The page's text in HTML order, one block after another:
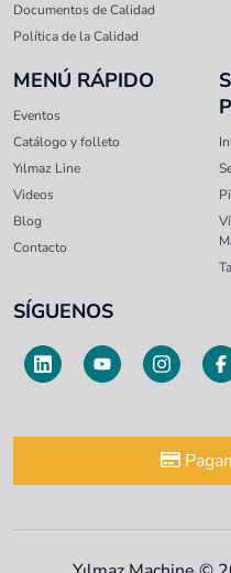
Documentos de Calidad
Política de la Calidad
MENÚ RÁPIDO
Eventos
Catálogo y folleto
Yılmaz Line
Videos
Blog
Contacto
SÍGUENOS